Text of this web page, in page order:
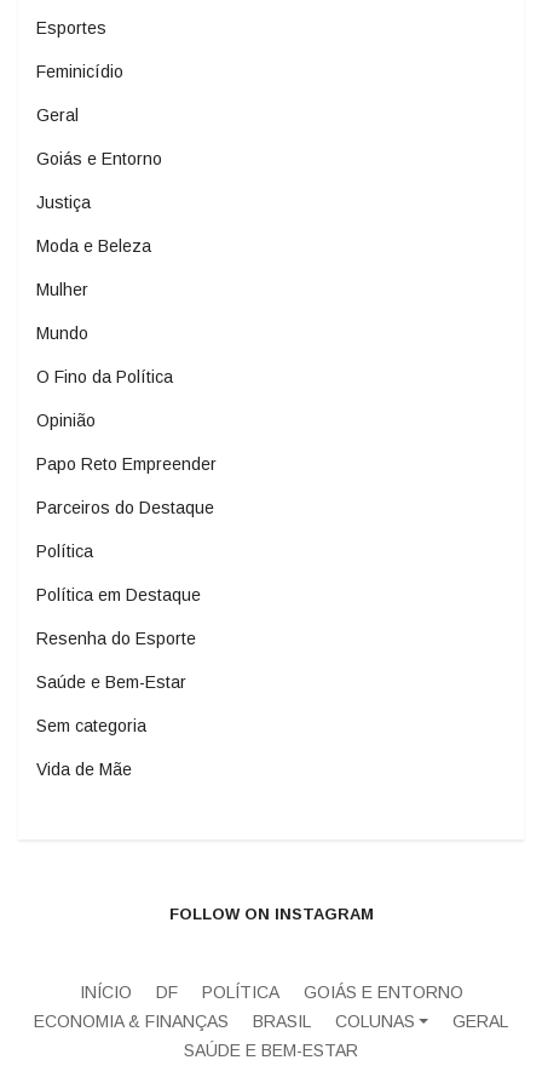
Esportes
Feminicídio
Geral
Goiás e Entorno
Justiça
Moda e Beleza
Mulher
Mundo
O Fino da Política
Opinião
Papo Reto Empreender
Parceiros do Destaque
Política
Política em Destaque
Resenha do Esporte
Saúde e Bem-Estar
Sem categoria
Vida de Mãe
FOLLOW ON INSTAGRAM
INÍCIO DF POLÍTICA
GOIÁS E ENTORNO
ECONOMIA & FINANÇAS
BRASIL COLUNAS
GERAL
SAÚDE E BEM-ESTAR